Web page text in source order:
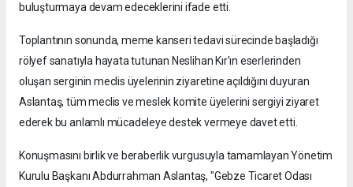
buluşturmaya devam edeceklerini ifade etti.
Toplantının sonunda, meme kanseri tedavi sürecinde başladığı
rölyef sanatıyla hayata tutunan Neslihan Kır'ın eserlerinden
oluşan serginin meclis üyelerinin ziyaretine açıldığını duyuran
Aslantaş, tüm meclis ve meslek komite üyelerini sergiyi ziyaret
ederek bu anlamlı mücadeleye destek vermeye davet etti.
Konuşmasını birlik ve beraberlik vurgusuyla tamamlayan Yönetim
Kurulu Başkanı Abdurrahman Aslantaş, "Gebze Ticaret Odası